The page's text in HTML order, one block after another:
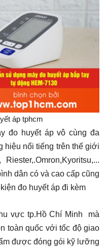
áp tphcm
đo huyết áp vô cùng đa
hiệu nổi tiếng trên thế giới
dân có và cao cấp cũng
đo huyết áp đi kèm
vực tp.Hồ Chí Minh mà
toàn quốc với tốc độ giao
được đóng gói kỹ lưỡng